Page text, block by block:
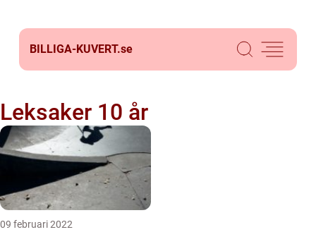
BILLIGA-KUVERT.se
Leksaker 10 år
09 februari 2022